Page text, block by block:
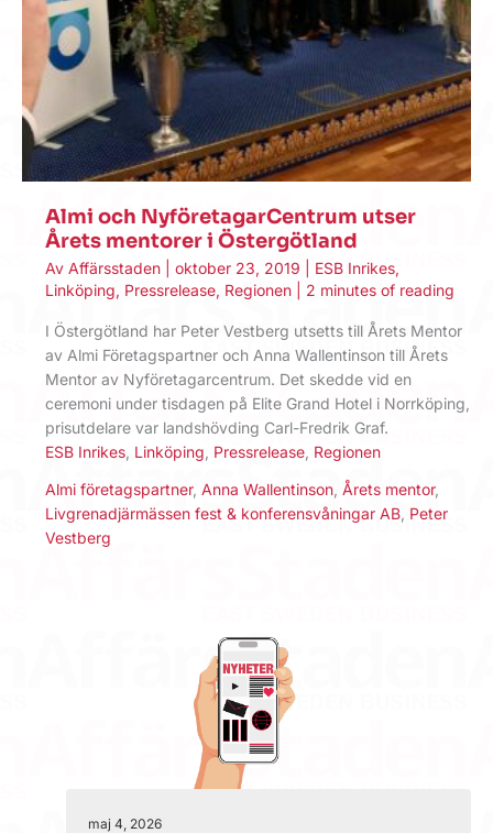
Almi och NyföretagarCentrum utser
Årets mentorer i Östergötland
Av Affärsstaden oktober 23, 2019 ESB Inrikes,
Linköping, Pressrelease, Regionen 2 minutes of reading
I Östergötland har Peter Vestberg utsetts till Årets Mentor
av Almi Företagspartner och Anna Wallentinson till Årets
Mentor av Nyföretagarcentrum. Det skedde vid en
ceremoni under tisdagen på Elite Grand Hotel i Norrköping,
prisutdelare var landshövding Carl-Fredrik Graf.
ESB Inrikes Linköping Pressrelease Regionen
Almi företagspartner, Anna Wallentinson Årets mentor,
Livgrenadjärmässen fest & konferensvåningar AB Peter
Vestberg
maj 4, 2026